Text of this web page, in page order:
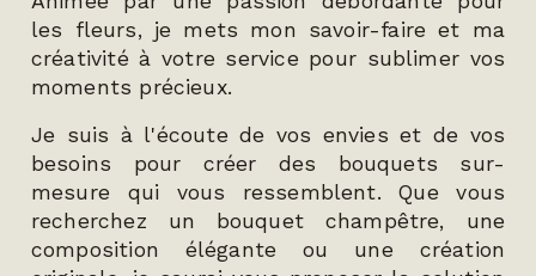
les fleurs, je mets mon savoir-faire et ma
créativité à votre service pour sublimer vos
moments précieux.
Je suis à l'écoute de vos envies et de vos
besoins pour créer des bouquets sur-
mesure qui vous ressemblent. Que vous
recherchez un bouquet champêtre, une
composition élégante ou une création